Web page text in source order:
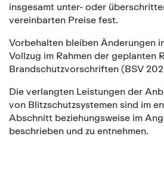
insgesamt unter- oder
vereinbarten Preise fest.
Vorbehalten bleiben Änderungen
Vollzug im Rahmen der geplanten
Brandschutzvorschriften (BSV
Die verlangten Leistungen der
von Blitzschutzsystemen sind im
Abschnitt beziehungsweise im
beschrieben und zu entnehmen.